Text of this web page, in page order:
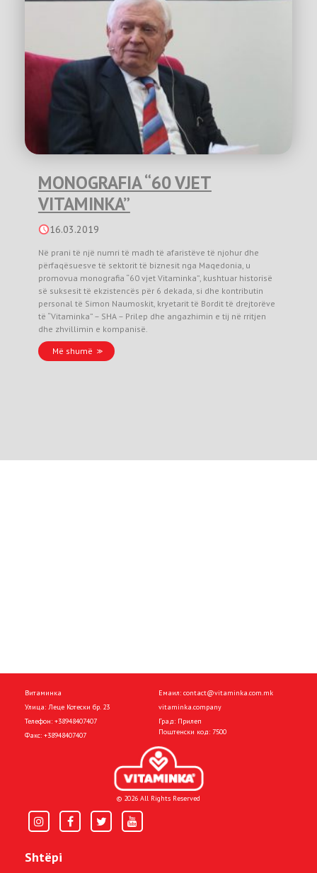
MONOGRAFIA “60 VJET
VITAMINKA”
16.03.2019
Në prani të një numri të madh të afaristëve të njohur dhe
përfaqësuesve të sektorit të biznesit nga Maqedonia, u
promovua monografia “60 vjet Vitaminka”, kushtuar historisë
së suksesit të ekzistencës për 6 dekada, si dhe kontributin
personal të Simon Naumoskit, kryetarit të Bordit të drejtorëve
të “Vitaminka” – SHA – Prilep dhe angazhimin e tij në rritjen
dhe zhvillimin e kompanisë.
Më shumë
Витаминка
Улица: Леце Котески бр. 23
Телефон: +38948407407
Факс: +38948407407
Емаил: contact@vitaminka.com.mk
vitaminka.company
Град: Прилеп
Поштенски код: 7500
© 2026 All Rights Reserved
Shtëpi